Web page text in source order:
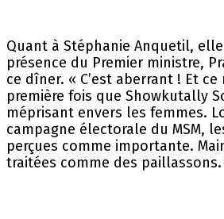
Quant à Stéphanie Anquetil,
présence du Premier ministre,
ce dîner. « C’est aberrant ! Et ce
première fois que Showkutally
méprisant envers les femmes.
campagne électorale du MSM,
perçues comme importante.
traitées comme des paillassons.